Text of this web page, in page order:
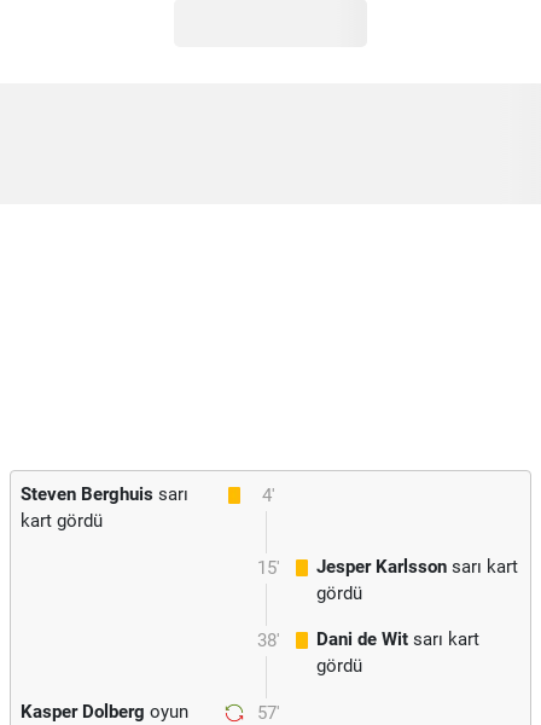
4'
Steven Berghuis sarı
kart gördü
15' Jesper Karlsson sarı kart
gördü
38' Dani de Wit sarı kart
gördü
57'
Kasper Dolberg oyun